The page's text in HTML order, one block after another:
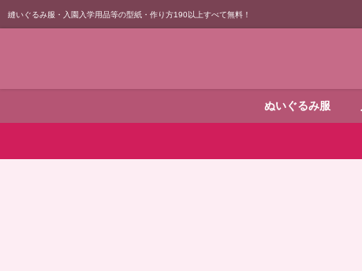
縫いぐるみ服・入園入学用品等の型紙・作り方190以上すべて無料！
ぬいぐるみ服